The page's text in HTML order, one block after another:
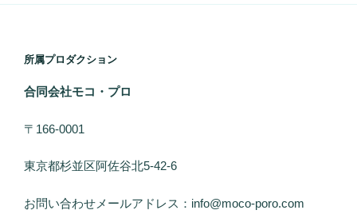
ー
シ
ン
所属プロダクション
合同会社モコ・プロ
〒166-0001
東京都杉並区阿佐谷北5-42-6
お問い合わせメールアドレス：info@moco-poro.com